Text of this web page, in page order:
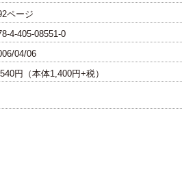
ページ
4-405-08551-0
04/06
円（本体1,400円+税）